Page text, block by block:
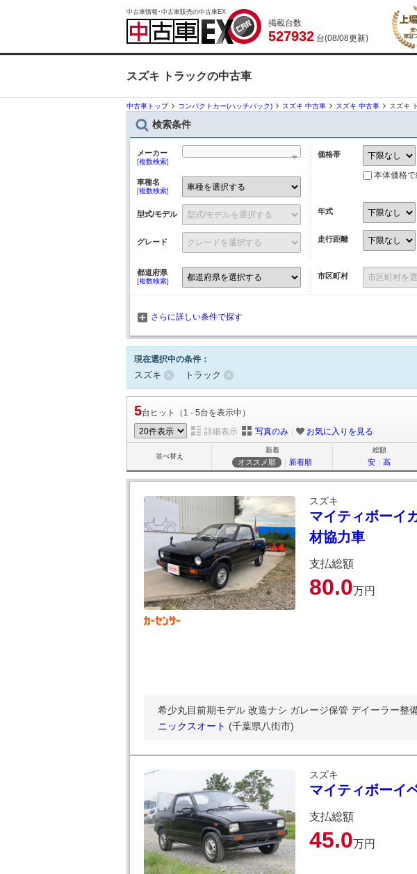
中古車情報･中古車販売の中古車EX
掲載台数
527932 台(08/08更新)
スズキ トラックの中古車
中古車トップ コンパクトカー(ハッチバック) スズキ 中古車 スズキ 中古車 スズキ
検索条件
メーカー
[複数検索]
車種名
[複数検索]
型式/モデル
グレード
価格帯
本体価格
年式
走行距離
都道府県
[複数検索]
市区町村
さらに詳しい条件で探す
現在選択中の条件：
スズキ トラック
5台ヒット（1 - 5台を表示中）
詳細表示 写真のみ ｜ お気に入りを見る
並べ替え
新着
オススメ順 ｜ 新着順
総額
安 ｜ 高
スズキ
マイティボーイ
材協力車
支払総額
80.0万円
希少丸目前期モデル 改造ナシ ガレージ保管 デイーラー整
ニックスオート (千葉県八街市)
スズキ
マイティボーイ
支払総額
45.0万円